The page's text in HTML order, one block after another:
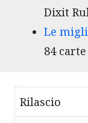
Dixit
Le
84
Rilascio